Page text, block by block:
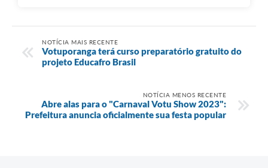
NOTÍCIA MAIS RECENTE
Votuporanga terá curso preparatório gratuito do
projeto Educafro Brasil
NOTÍCIA MENOS RECENTE
Abre alas para o "Carnaval Votu Show 2023":
Prefeitura anuncia oficialmente sua festa popular